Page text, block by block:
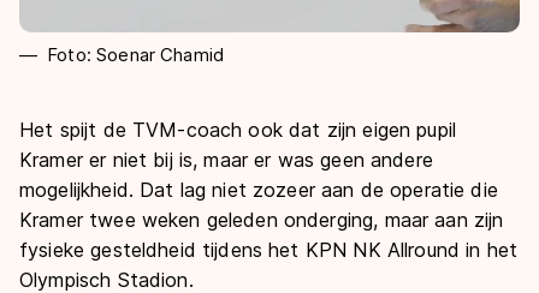
Foto: Soenar Chamid
Het spijt de TVM-coach ook dat zijn eigen pupil
Kramer er niet bij is, maar er was geen andere
mogelijkheid. Dat lag niet zozeer aan de operatie die
Kramer twee weken geleden onderging, maar aan zijn
fysieke gesteldheid tijdens het KPN NK Allround in het
Olympisch Stadion.